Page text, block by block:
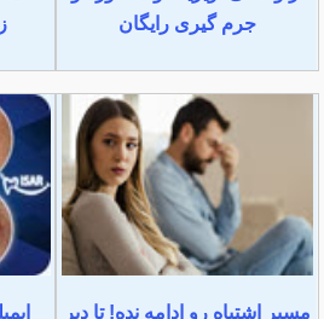
جرم گیری رایگان
مسیر اشتباه رو ادامه نده! تا دیر